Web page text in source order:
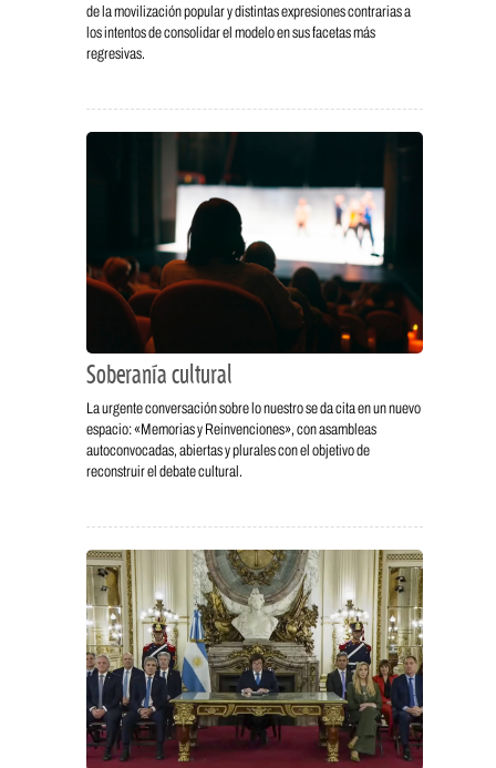
de la movilización popular y distintas expresiones contrarias a
los intentos de consolidar el modelo en sus facetas más
regresivas.
Soberanía cultural
La urgente conversación sobre lo nuestro se da cita en un nuevo
espacio: «Memorias y Reinvenciones», con asambleas
autoconvocadas, abiertas y plurales con el objetivo de
reconstruir el debate cultural.